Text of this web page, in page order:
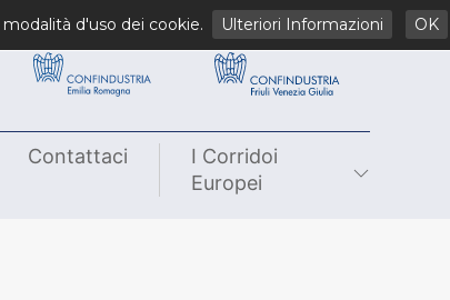
Contattaci
I Corridoi
Europei
d'uso dei cookie. Ulteriori Informazioni OK